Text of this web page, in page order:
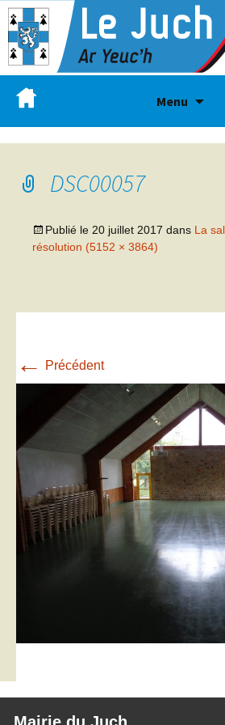
Menu
DSC00057
Publié le 20 juillet 2017 dans La
résolution (5152 × 3864)
← Précédent